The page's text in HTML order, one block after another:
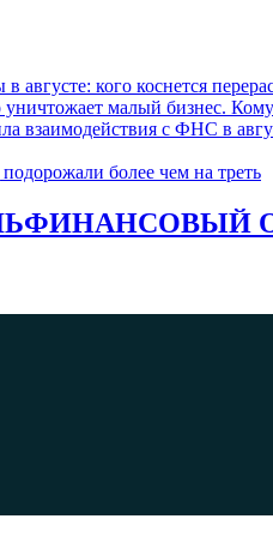
кого коснется
уничтожает малый бизнес.
взаимодействия с ФНС в
более чем на треть
ФИНАНСОВЫЙ